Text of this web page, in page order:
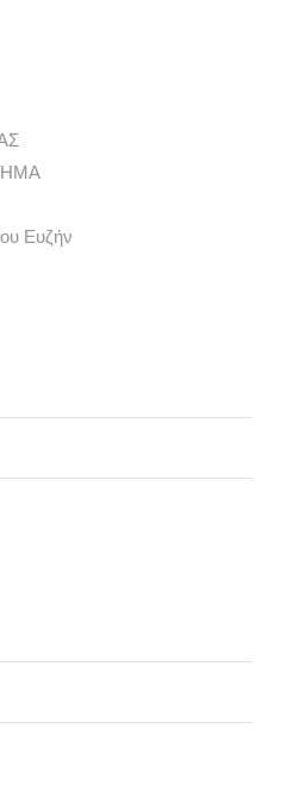
Ευζήν